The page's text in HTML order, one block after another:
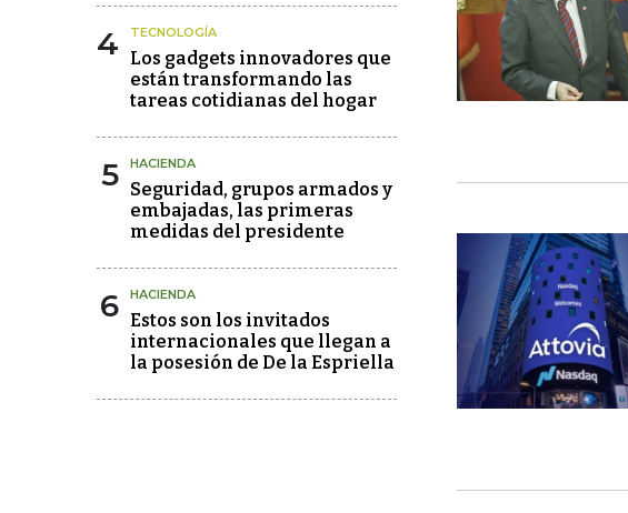
4 TECNOLOGÍA
Los gadgets innovadores que
están transformando las
tareas cotidianas del hogar
5 HACIENDA
Seguridad, grupos armados y
embajadas, las primeras
medidas del presidente
6 HACIENDA
Estos son los invitados
internacionales que llegan a
la posesión de De la Espriella